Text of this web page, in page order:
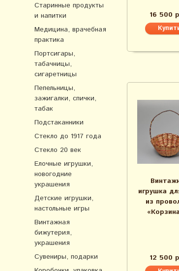
Старинные продукты
и напитки
Медицина, врачебная
практика
Портсигары,
табачницы,
сигаретницы
Пепельницы,
зажигалки, спички,
табак
Подстаканники
Стекло до 1917 года
Стекло 20 век
Елочные игрушки,
новогодние
украшения
Детские игрушки,
настольные игры
Винтажная
бижутерия,
украшения
Сувениры, подарки
16 500
игрушка
из
12 500